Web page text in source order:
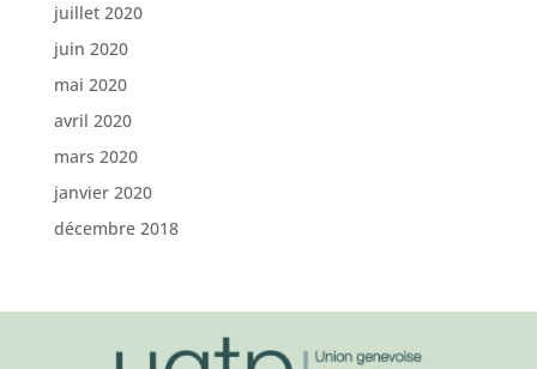
juillet 2020
juin 2020
mai 2020
avril 2020
mars 2020
janvier 2020
décembre 2018